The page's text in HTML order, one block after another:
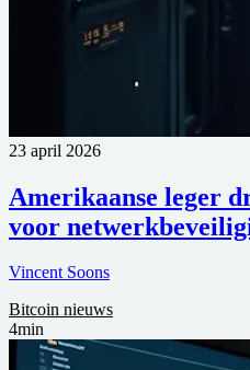
23 april 2026
Amerikaanse leger
voor
Vincent Soons
Bitcoin nieuws
4min